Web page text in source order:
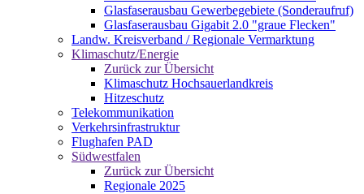
Glasfaserausbau Gewerbegebiete (Sonderaufruf)
Glasfaserausbau Gigabit 2.0 "graue Flecken"
Landw. Kreisverband / Regionale Vermarktung
Klimaschutz/Energie
Zurück zur Übersicht
Klimaschutz Hochsauerlandkreis
Hitzeschutz
Telekommunikation
Verkehrsinfrastruktur
Flughafen PAD
Südwestfalen
Zurück zur Übersicht
Regionale 2025